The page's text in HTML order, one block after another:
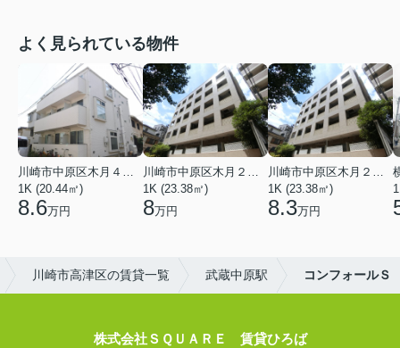
よく見られている物件
川崎市中原区木月４丁目
1K (20.44㎡)
8.6万円
川崎市中原区木月２丁目
1K (23.38㎡)
8万円
川崎市中原区木月２丁目
1K (23.38㎡)
8.3万円
川崎市高津区の賃貸一覧 武蔵中原駅 コンフォールＳ
株式会社ＳＱＵＡＲＥ 賃貸ひろば